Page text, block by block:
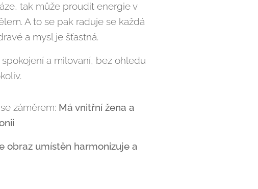
tak může proudit energie v
A to se pak raduje se každá
a mysl je šťastná.
a milovaní, bez ohledu
záměrem: Má vnitřní žena a
obraz umístěn harmonizuje a